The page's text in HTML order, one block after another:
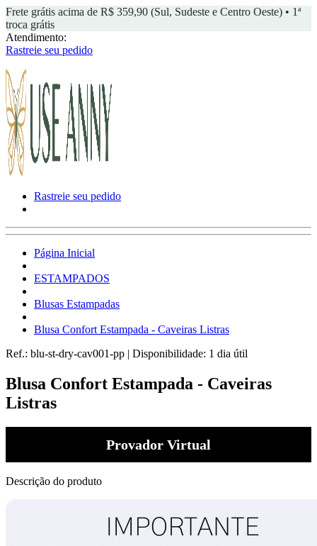
Frete grátis acima de R$ 359,90 (Sul, Sudeste e Centro Oeste) • 1ª
troca grátis
Atendimento:
Rastreie seu pedido
Rastreie seu pedido
Página Inicial
ESTAMPADOS
Blusas Estampadas
Blusa Confort Estampada - Caveiras Listras
Ref.: blu-st-dry-cav001-pp | Disponibilidade: 1 dia útil
Blusa Confort Estampada - Caveiras
Listras
Provador Virtual
Descrição do produto